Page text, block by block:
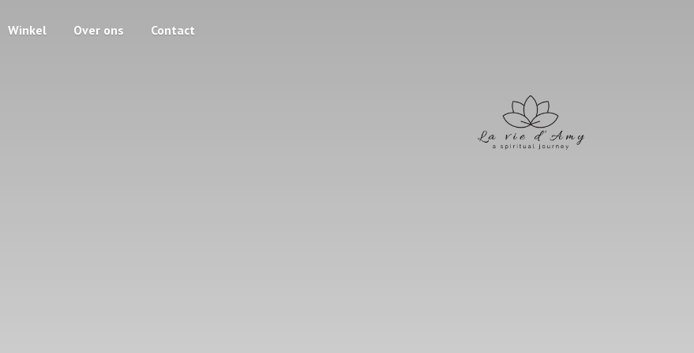
Winkel Over ons Contact